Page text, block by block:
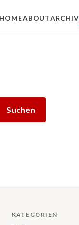
HOMEABOUTARCHIV
Suchen
KATEGORIEN